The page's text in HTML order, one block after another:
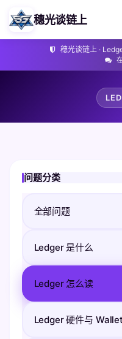
穗光谈链上 ·
穗光谈链上
问题分类
全部问题
Ledger 是什么
Ledger 怎么读
Ledger 硬件与